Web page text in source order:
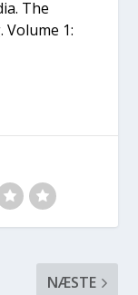
The
1:
NÆSTE